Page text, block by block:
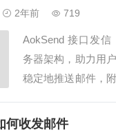
件...
2年前 719
AokSend 接口发
务器架构，助力用
稳定地推送邮件，
送的理想之选！企
何收发邮件